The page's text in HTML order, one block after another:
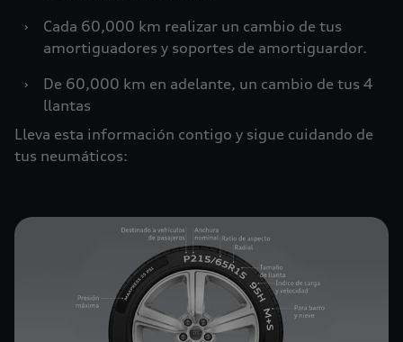
›
Cada 60,000 km realizar un cambio de tus
amortiguadores y soportes de amortiguardor.
›
De 60,000 km en adelante, un cambio de tus 4
llantas
Lleva esta información contigo y sigue cuidando de
tus neumáticos: